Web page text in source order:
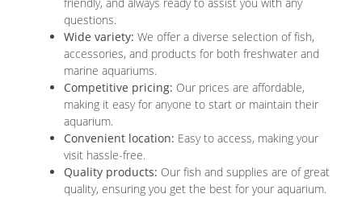
questions.
Wide variety: We offer a diverse selection of fish,
accessories, and products for both freshwater and
marine aquariums.
Competitive pricing: Our prices are affordable,
making it easy for anyone to start or maintain their
aquarium.
Convenient location: Easy to access, making your
visit hassle-free.
Quality products: Our fish and supplies are of great
quality, ensuring you get the best for your aquarium.